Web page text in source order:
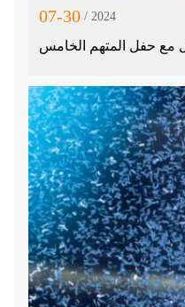
07-30 / 2024
مع حفل المتهم الخامس